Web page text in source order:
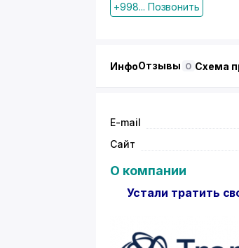
+998... Позвонить
ИнфоОтзывы 0 Схема
E-mail
Сайт
О компании
Устали тратить